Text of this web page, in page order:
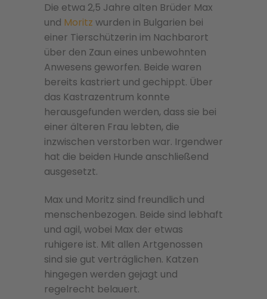
Die etwa 2,5 Jahre alten Brüder Max
und Moritz wurden in Bulgarien bei
einer Tierschützerin im Nachbarort
über den Zaun eines unbewohnten
Anwesens geworfen. Beide waren
bereits kastriert und gechippt. Über
das Kastrazentrum konnte
herausgefunden werden, dass sie bei
einer älteren Frau lebten, die
inzwischen verstorben war. Irgendwer
hat die beiden Hunde anschließend
ausgesetzt.
Max und Moritz sind freundlich und
menschenbezogen. Beide sind lebhaft
und agil, wobei Max der etwas
ruhigere ist. Mit allen Artgenossen
sind sie gut verträglichen. Katzen
hingegen werden gejagt und
regelrecht belauert.